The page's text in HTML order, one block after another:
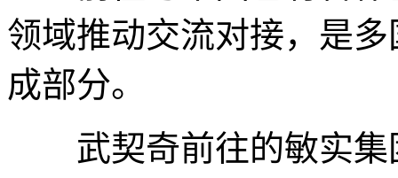
领域推动交流对接，是
成部分。
武契奇前往的敏实集